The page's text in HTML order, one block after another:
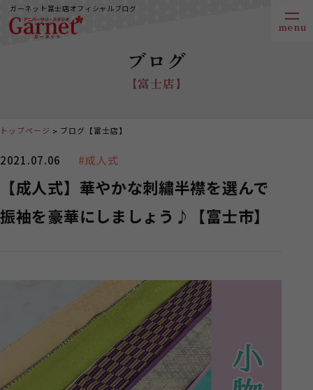
ガーネット富士店オフィシャルブログ
ブログ
【富士店】
2021.07.06 #成人式
【成人式】華やかな刺繡半襟を選んで
振袖を豪華にしましょう♪【富士市】
トップページ ブログ【富士店】